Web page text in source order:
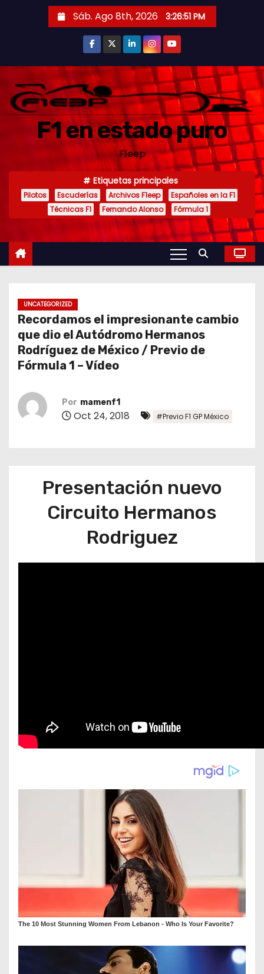
i
Sáb. Ago 8th, 2026 3:26:53 PM
F1 en estado puro
F1eep
Etiquetas principales
Pilotos Escuderías Archivos F1eep
Españoles en la F1
Técnicas F1
Fernando Alonso Fórmula 1
UNCATEGORIZED
Recordamos el impresionante cambio
que dio el Autódromo Hermanos
Rodríguez de México / Previo de
Fórmula 1 – Vídeo
Por mamenf1
Oct 24, 2018 #Previo F1 GP México
Presentación nuevo
Circuito Hermanos
Rodriguez